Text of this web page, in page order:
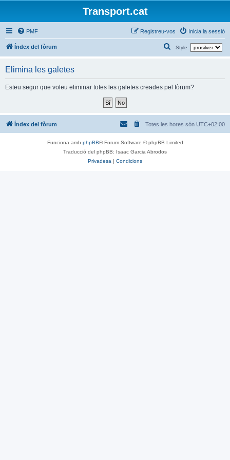
Transport.cat
PMF Inicia la sessió
Registreu-vos
Índex del fòrum Style:
e
Elimina les galetes
Esteu segur que voleu eliminar totes les galetes creades pel fòrum?
Índex del fòrum Totes les hores són UTC+02:00
Funciona amb phpBB® Forum Software © phpBB Limited
Traducció del phpBB: Isaac Garcia Abrodos
Privadesa | Condicions